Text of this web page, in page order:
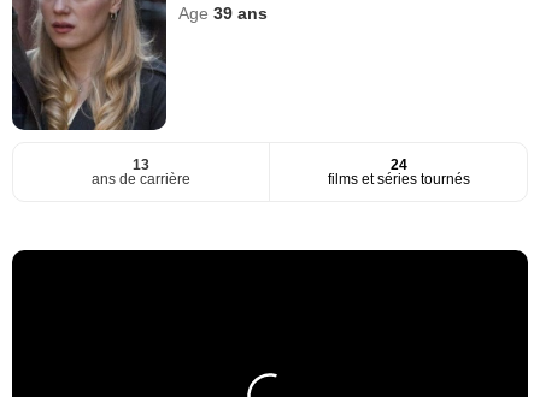
Age39 ans
13
ans de carrière
24
films et séries tournés